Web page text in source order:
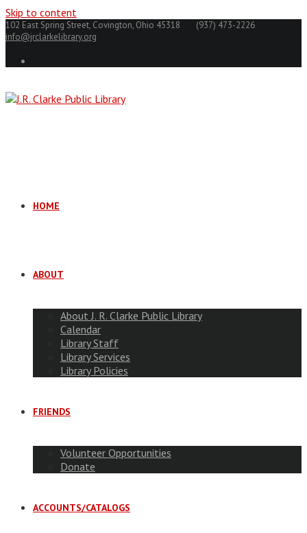
Skip to content
102 East Spring Street, Covington, Ohio 45318
(937) 473-2226
info@jrclarkelibrary.org
HOME
ABOUT
About J. R. Clarke Public Library
Calendar
Library Staff
Library Services
Library Policies
FRIENDS
Volunteer Opportunities
Donate
ACCOUNTS/CATALOGS